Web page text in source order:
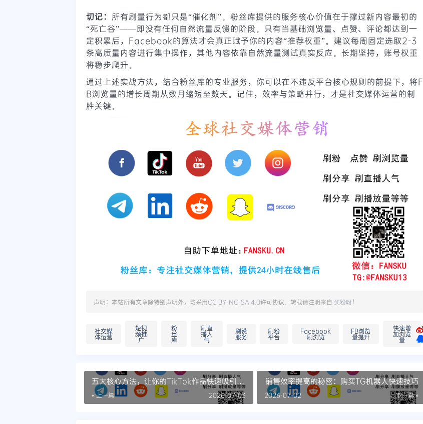
切记： 所有刷量行为都只是“催化剂”。粉丝库提供的服务核心价值在于撑过新内容最初的
“死亡谷”——即没有任何自然流量反馈的阶段。只有当基础浏览量、点赞、评论都达到一
定积累后，Facebook的算法才会真正赋予你的内容“推荐权重”。建议每周固定选取2-3
条高质量内容进行集中操作，其他内容依靠自然流量测试真实反应。长期坚持，账号权重
将稳步爬升。
通过上述实战方法，结合粉丝库的专业服务，你可以在不违反平台核心规则的前提下，将F
B浏览量的增长周期从数月缩短至数天。记住，效率与策略并行，才是社交媒体运营的制
胜关键。
声明：本站所有文章除特别声明外，均采用CC BY-NC-SA 4.0许可协议。转载请注明来自 买粉呀！
社交媒
体运营
短视
频推
广
粉
丝
库
刷直
播人
气
刷赞
服务
刷粉
平台
Facebook
刷浏览
FB浏览
量提升
快速增
加浏览
量
五大核心方法，让你的TikTok作品快速吸引眼
球
« 上一篇 2026-07-03
销售效率提高的秘密：购买TG机器人快速技巧
下一篇 »
2026-07-02